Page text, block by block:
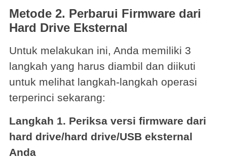
Metode 2. Perbarui Firmware dari
Hard Drive Eksternal
Untuk melakukan ini, Anda memiliki 3
langkah yang harus diambil dan diikuti
untuk melihat langkah-langkah operasi
terperinci sekarang:
Langkah 1. Periksa versi firmware dari
hard drive/hard drive/USB eksternal
Anda